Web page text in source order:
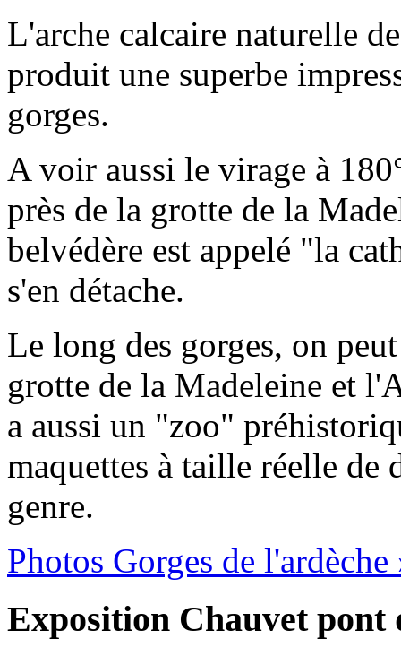
L'arche calcaire naturelle
produit une superbe
gorges.
A voir aussi le virage à
près de la grotte de la
belvédère est appelé "la
s'en détache.
Le long des gorges, on
grotte de la Madeleine et
a aussi un "zoo"
maquettes à taille réelle de
genre.
Photos Gorges de l'ardèche
Exposition Chauvet pont